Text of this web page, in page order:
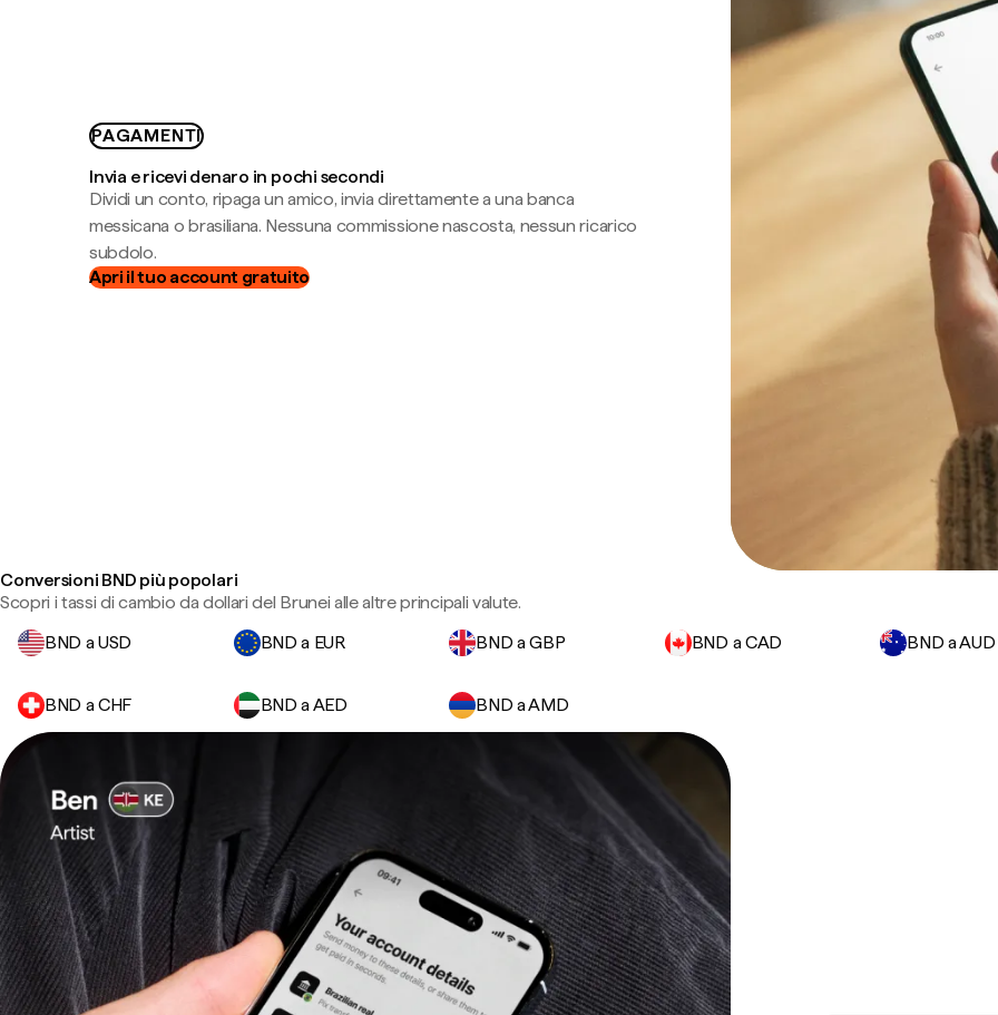
PAGAMENTI
Invia e ricevi denaro in pochi secondi
Dividi un conto, ripaga un amico, invia direttamente a una banca
messicana o brasiliana. Nessuna commissione nascosta, nessun ricarico
subdolo.
Apri il tuo account gratuito
Conversioni BND più popolari
Scopri i tassi di cambio da dollari del Brunei alle altre principali valute.
BND a USD
BND a EUR BND a GBP BND a CAD BND a AUD
BND a CHF BND a AED BND a AMD